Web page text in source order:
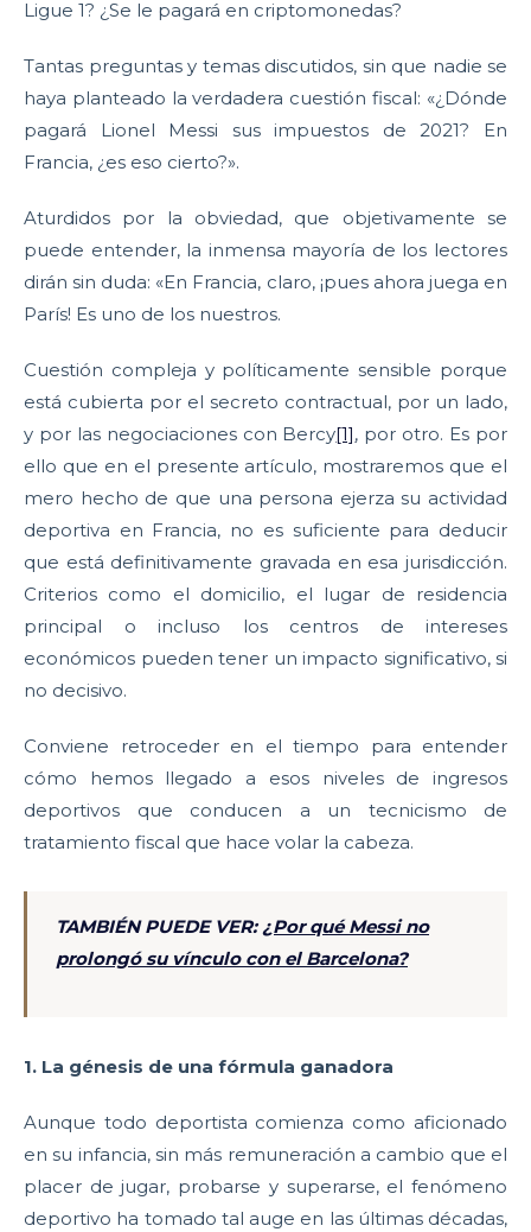
Ligue 1? ¿Se le pagará en criptomonedas?
Tantas preguntas y temas discutidos, sin que nadie se
haya planteado la verdadera cuestión fiscal: «¿Dónde
pagará Lionel Messi sus impuestos de 2021? En
Francia, ¿es eso cierto?».
Aturdidos por la obviedad, que objetivamente se
puede entender, la inmensa mayoría de los lectores
dirán sin duda: «En Francia, claro, ¡pues ahora juega en
París! Es uno de los nuestros.
Cuestión compleja y políticamente sensible porque
está cubierta por el secreto contractual, por un lado,
y por las negociaciones con Bercy[1], por otro. Es por
ello que en el presente artículo, mostraremos que el
mero hecho de que una persona ejerza su actividad
deportiva en Francia, no es suficiente para deducir
que está definitivamente gravada en esa jurisdicción.
Criterios como el domicilio, el lugar de residencia
principal o incluso los centros de intereses
económicos pueden tener un impacto significativo, si
no decisivo.
Conviene retroceder en el tiempo para entender
cómo hemos llegado a esos niveles de ingresos
deportivos que conducen a un tecnicismo de
tratamiento fiscal que hace volar la cabeza.
TAMBIÉN PUEDE VER: ¿Por qué Messi no
prolongó su vínculo con el Barcelona?
1. La génesis de una fórmula ganadora
Aunque todo deportista comienza como aficionado
en su infancia, sin más remuneración a cambio que el
placer de jugar, probarse y superarse, el fenómeno
deportivo ha tomado tal auge en las últimas décadas,